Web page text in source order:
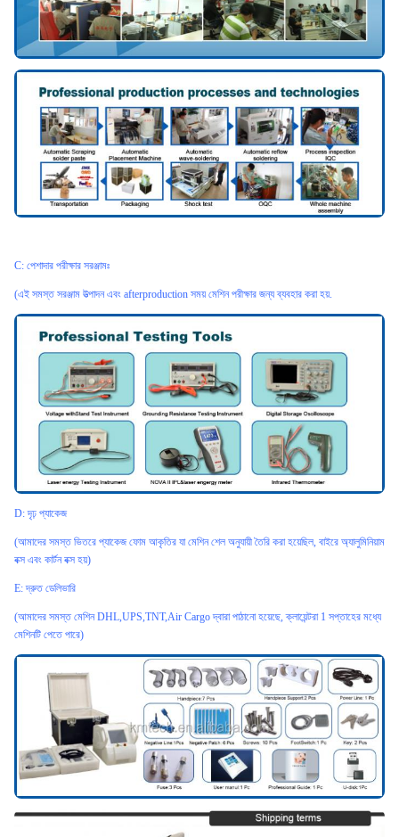
C: পেশাদার পরীক্ষার সরঞ্জামঃ
(এই সমস্ত সরঞ্জাম উত্পাদন এবং afterproduction সময় মেশিন পরীক্ষার জন্য ব্যবহার করা হয়.
D: দৃঢ় প্যাকেজ
(আমাদের সমস্ত ভিতরে প্যাকেজ ফোম আকৃতির যা মেশিন শেল অনুযায়ী তৈরি করা হয়েছিল, বাইরে অ্যালুমিনিয়াম
বক্স এবং কার্টন বক্স হয়)
E: দ্রুত ডেলিভারি
(আমাদের সমস্ত মেশিন DHL,UPS,TNT,Air Cargo দ্বারা পাঠানো হয়েছে, ক্লায়েন্টরা 1 সপ্তাহের মধ্যে
মেশিনটি পেতে পারে)